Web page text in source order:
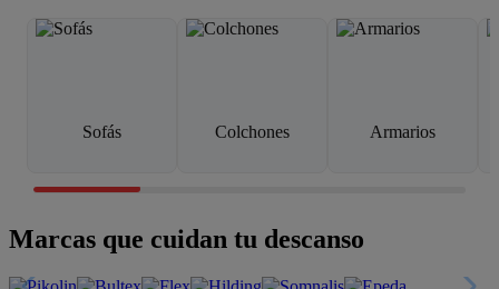
Sofás Colchones Armarios
Marcas que cuidan tu descanso